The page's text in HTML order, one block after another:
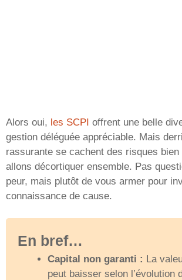
Alors oui, les SCPI offrent une belle
gestion déléguée appréciable. Mais
rassurante se cachent des risques bien
allons décortiquer ensemble. Pas
peur, mais plutôt de vous armer pour
connaissance de cause.
En bref…
Capital non garanti : La
peut baisser selon l’évolution